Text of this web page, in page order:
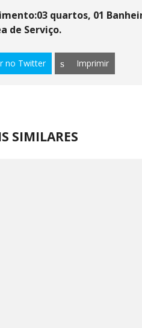
quartos, 01
de Serviço.
no Twitter Imprimir
SIMILARES